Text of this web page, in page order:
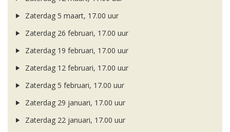
Zaterdag 5 maart, 17.00 uur
Zaterdag 26 februari, 17.00 uur
Zaterdag 19 februari, 17.00 uur
Zaterdag 12 februari, 17.00 uur
Zaterdag 5 februari, 17.00 uur
Zaterdag 29 januari, 17.00 uur
Zaterdag 22 januari, 17.00 uur